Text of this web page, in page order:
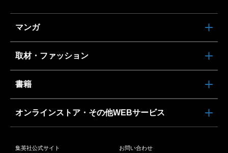
マンガ
取材・ファッション
書籍
オンラインストア・その他WEBサービス
集英社公式サイト お問い合わせ